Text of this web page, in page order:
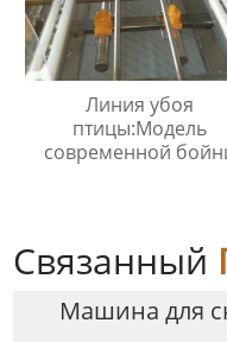
Линия убоя
птицы:Модель
современной
Связанный
Машина для